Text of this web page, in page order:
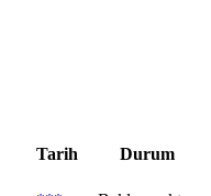
Tarih
Durum